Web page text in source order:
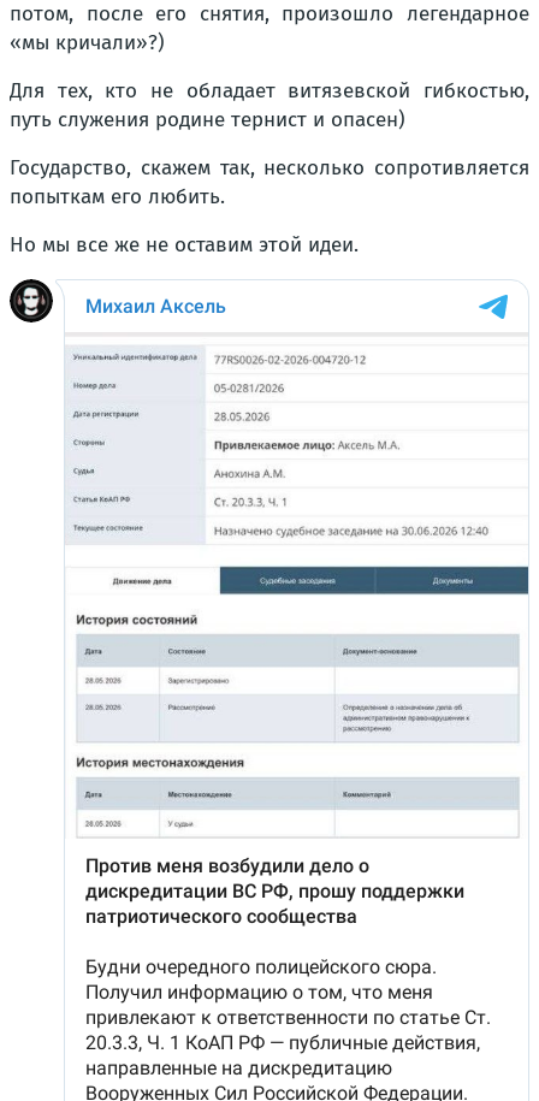
потом, после его снятия, произошло легендарное
«мы кричали»?)
Для тех, кто не обладает витязевской гибкостью,
путь служения родине тернист и опасен)
Государство, скажем так, несколько сопротивляется
попыткам его любить.
Но мы все же не оставим этой идеи.